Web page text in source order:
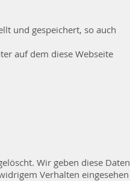
und gespeichert, so auch
auf dem diese Webseite
Wir geben diese Daten
Verhalten eingesehen